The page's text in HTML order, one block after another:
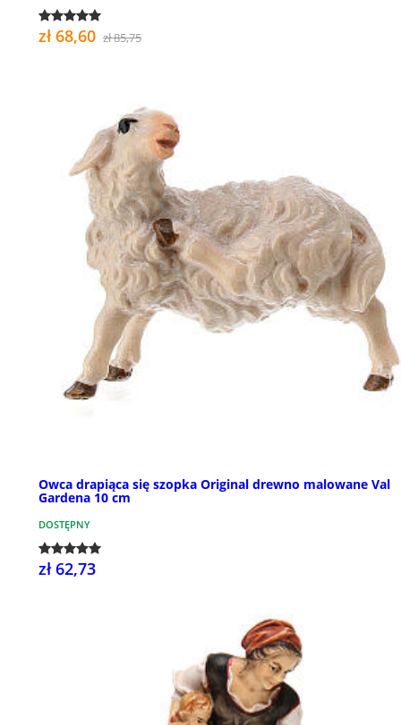
zł 68,60 zł 85,75
Owca drapiąca się szopka Original drewno malowane Val
Gardena 10 cm
DOSTĘPNY
zł 62,73